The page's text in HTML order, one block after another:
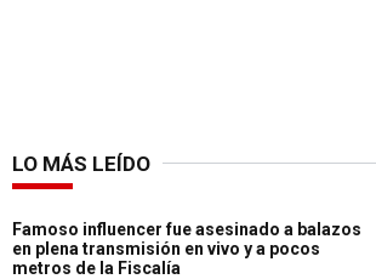
LO MÁS LEÍDO
Famoso influencer fue asesinado a balazos
en plena transmisión en vivo y a pocos
metros de la Fiscalía